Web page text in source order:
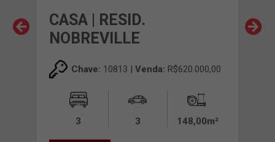
CASA | RESID.
NOBREVILLE
Chave: 10813 | Venda: R$620.000,00
3 3 148,00m²